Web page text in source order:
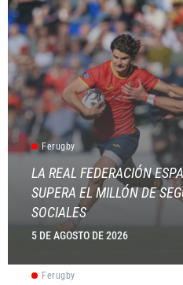
Ferugby
LA REAL FEDERACIÓN
SUPERA EL MILLÓN DE
SOCIALES
5 DE AGOSTO DE 2026
Ferugby